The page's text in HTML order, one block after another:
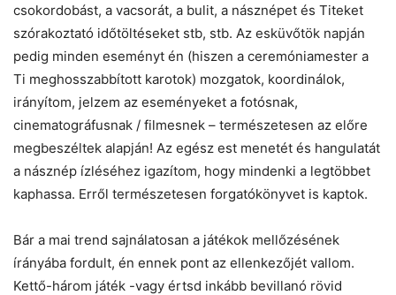
csokordobást, a vacsorát, a bulit, a násznépet és Titeket
szórakoztató időtöltéseket stb, stb. Az esküvőtök napján
pedig minden eseményt én (hiszen a ceremóniamester a
Ti meghosszabbított karotok) mozgatok, koordinálok,
irányítom, jelzem az eseményeket a fotósnak,
cinematográfusnak / filmesnek – természetesen az előre
megbeszéltek alapján! Az egész est menetét és hangulatát
a násznép ízléséhez igazítom, hogy mindenki a legtöbbet
kaphassa. Erről természetesen forgatókönyvet is kaptok.
Bár a mai trend sajnálatosan a játékok mellőzésének
írányába fordult, én ennek pont az ellenkezőjét vallom.
Kettő-három játék -vagy értsd inkább bevillanó rövid